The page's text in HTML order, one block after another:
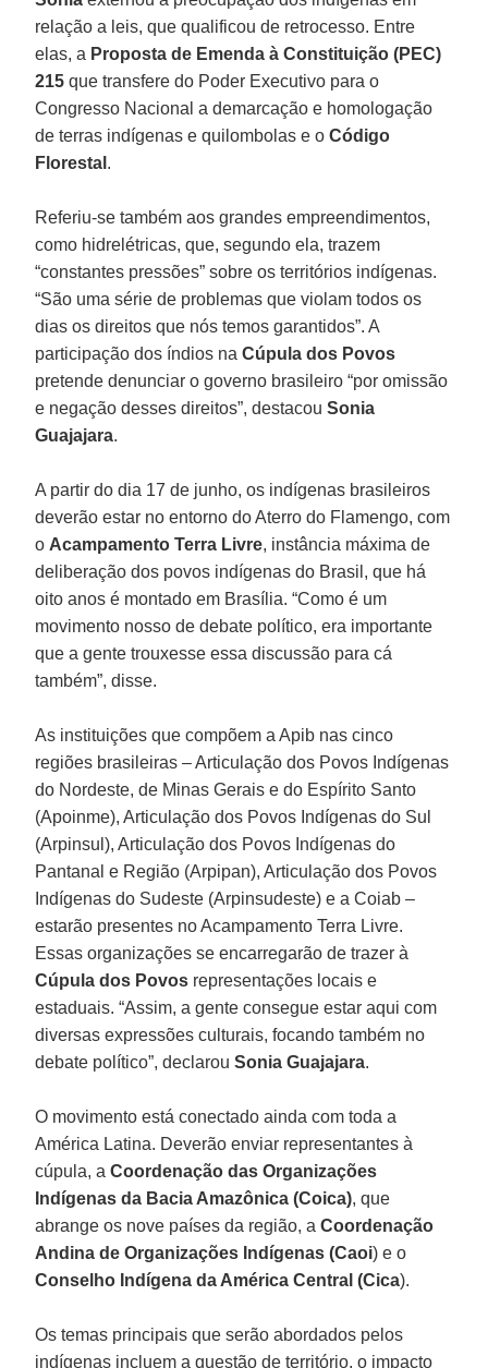
relação a leis, que qualificou de retrocesso. Entre
elas, a Proposta de Emenda à Constituição (PEC)
215 que transfere do Poder Executivo para o
Congresso Nacional a demarcação e homologação
de terras indígenas e quilombolas e oCódigo
Florestal .
Referiu-se também aos grandes empreendimentos,
como hidrelétricas, que, segundo ela, trazem
“constantes pressões” sobre os territórios indígenas.
“São uma série de problemas que violam todos os
dias os direitos que nós temos garantidos”. A
participação dos índios naCúpula dos Povos
pretende denunciar o governo brasileiro “por omissão
e negação desses direitos”, destacouSonia
Guajajara.
A partir do dia 17 de junho, os indígenas brasileiros
deverão estar no entorno do Aterro do Flamengo, com
o Acampamento Terra Livre, instância máxima de
deliberação dos povos indígenas do Brasil, que há
oito anos é montado em Brasília. “Como é um
movimento nosso de debate político, era importante
que a gente trouxesse essa discussão para cá
também”, disse.
As instituições que compõem a Apib nas cinco
regiões brasileiras – Articulação dos Povos Indígenas
do Nordeste, de Minas Gerais e do Espírito Santo
(Apoinme), Articulação dos Povos Indígenas do Sul
(Arpinsul), Articulação dos Povos Indígenas do
Pantanal e Região (Arpipan), Articulação dos Povos
Indígenas do Sudeste (Arpinsudeste) e a Coiab –
estarão presentes no Acampamento Terra Livre.
Essas organizações se encarregarão de trazer à
Cúpula dos Povos representações locais e
estaduais. “Assim, a gente consegue estar aqui com
diversas expressões culturais, focando também no
debate político”, declarouSonia Guajajara.
O movimento está conectado ainda com toda a
América Latina. Deverão enviar representantes à
cúpula, aCoordenação das Organizações
Indígenas da Bacia Amazônica (Coica), que
abrange os nove países da região, aCoordenação
Andina de Organizações Indígenas (Caoi) e o
Conselho Indígena da América Central (Cica).
Os temas principais que serão abordados pelos
indígenas incluem a questão de território, o impacto